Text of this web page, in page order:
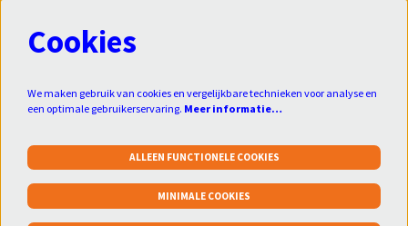
Klikhierom je aan te melden voor de
nieuwsbrief:aanmelden
Cookies
We maken gebruik van cookies en vergelijkbare technieken voor analyse en
een optimale gebruikerservaring. Meer informatie…
ALLEEN FUNCTIONELE COOKIES
MINIMALE COOKIES